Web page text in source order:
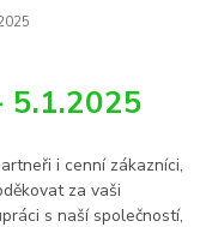
5.1.2025
i cenní zákazníci,
za vaši
s naší společností,